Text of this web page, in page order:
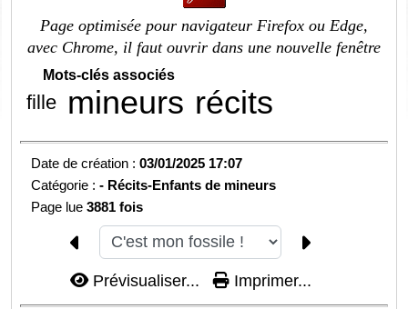
Page optimisée pour navigateur Firefox ou Edge,
avec Chrome, il faut ouvrir dans une nouvelle fenêtre
Mots-clés associés
fille mineurs récits
Date de création :03/01/2025 17:07
Catégorie :- Récits-Enfants de mineurs
Page lue3881 fois
Prévisualiser... Imprimer...